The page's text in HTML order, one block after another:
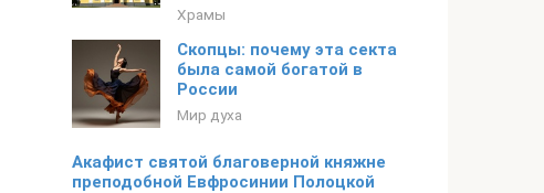
Храмы
Скопцы: почему эта секта
была самой богатой в
России
Мир духа
Акафист святой благоверной княжне
преподобной Евфросинии Полоцкой